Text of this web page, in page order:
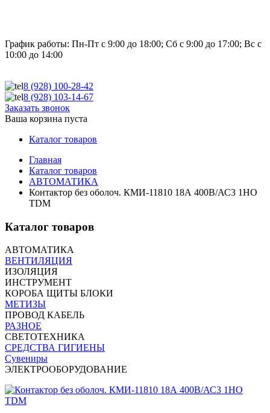
График работы: Пн-Пт с 9:00 до 18:00; Сб с 9:00 до 17:00; Вс с
10:00 до 14:00
8 (928) 100-28-42
8 (928) 103-14-67
Заказать звонок
Ваша корзина пуста
Каталог товаров
Главная
Каталог товаров
АВТОМАТИКА
Контактор без оболоч. КМИ-11810 18А 400В/АС3 1НО
TDM
Каталог товаров
АВТОМАТИКА
ВЕНТИЛЯЦИЯ
ИЗОЛЯЦИЯ
ИНСТРУМЕНТ
КОРОБА ЩИТЫ БЛОКИ
МЕТИЗЫ
ПРОВОД КАБЕЛЬ
РАЗНОЕ
СВЕТОТЕХНИКА
СРЕДСТВА ГИГИЕНЫ
Сувениры
ЭЛЕКТРООБОРУДОВАНИЕ